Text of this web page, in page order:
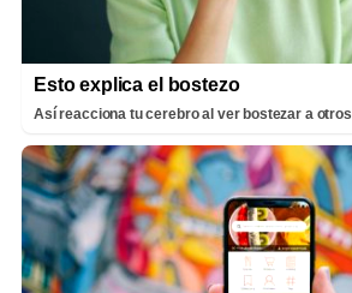
Esto explica el bostezo
Así reacciona tu cerebro al ver bostezar a otros